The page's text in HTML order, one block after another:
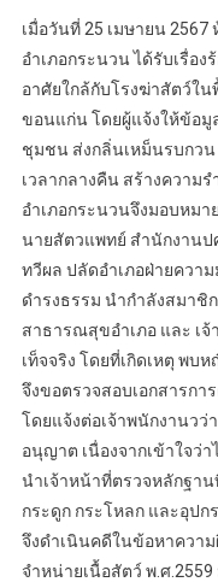
เมื่อวันที่ 25 เมษายน
อำเภอกระนวน ได้รับเรื่อ
อาศัยใกล้กับโรงฆ่าสัตว์ใ
ขอนแก่น โดยผู้แจ้งให้ข้อมู
ชุมชน ส่งกลิ่นเหม็นรบกวน
เวลากลางคืน สร้างความ
อำเภอกระนวนจึงมอบหมา
นายสัตวแพทย์ สำนักงานป
ทวีผล ปลัดอำเภอฝ่ายควา
ดำรงธรรม นำกำลังสมาชิ
สาธารณสุขอำเภอ และ เ
เท็จจริง โดยที่เกิดเหตุ พบ
จึงขอตรวจสอบเอกสารกา
โดยแจ้งต่อเจ้าพนักงานว
อนุญาต เนื่องจากเข้าใจว่
นำเจ้าหน้าที่ตรวจหลักฐา
กระดูก กระโหลก และอุป
จึงดำเนินคดีในข้อหาควา
จำหน่ายเนื้อสัตว์ พ.ศ